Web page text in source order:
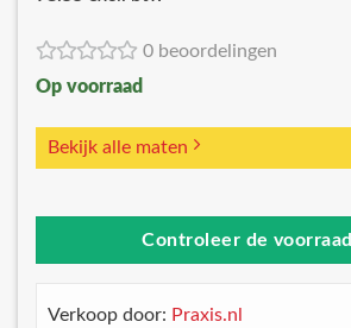
0 beoordelingen
Op voorraad
Bekijk alle maten
Controleer de voorraad
Verkoop door: Praxis.nl